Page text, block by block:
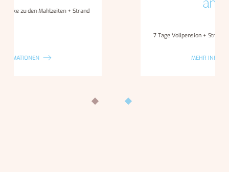
7 Tage Vollpension + Strand + Getränke zu den Mahlzeiten